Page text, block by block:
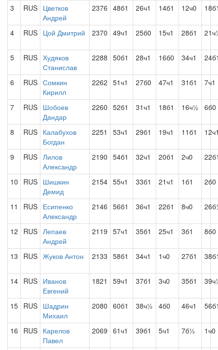
3 RUS Цветков
Андрей
2376 48б1 26ч1 14б1 12ч0
4 RUS Цой Дмитрий 2370 49ч1 25б0 15ч1 28б1
5 RUS Худяков
Станислав
2288 50б1 28ч1 16б0 34ч1
6 RUS Сомкин
Кирилл
2262 51ч1 27б0 47ч1 31б1 7ч1
7 RUS Шобоев
Дандар
2260 52б1 31ч1 18б1 16ч½ 6б0
8 RUS Калабухов
Богдан
2251 53ч1 29б1 19ч1 11б1
9 RUS Лилов
Александр
2190 54б1 32ч1 20б1 2ч0
10 RUS Шишкин
Демид
2154 55ч1 33б1 21ч1 1б1 2б0
11 RUS Есипенко
Александр
2146 56б1 36ч1 22б1 8ч0
12 RUS Лепаев
Андрей
2119 57ч1 35б1 25ч1 3б1 8б0
13 RUS Жуков Антон 2133 58б1 34ч1 1ч0 27б1
14 RUS Иванов
Евгений
1821 59ч1 37б1 3ч0 35б1
15 RUS Шадрин
Михаил
2080 60б1 38ч½ 4б0 46ч1
16 RUS Карелов
Павел
2069 61ч1 39б1 5ч1 7б½ 1ч0